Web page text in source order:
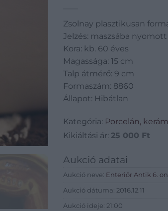
Zsolnay plasztikusan
Jelzés: maszsába
Kora: kb. 60 éves
Magassága: 15 cm
Talp átmérő: 9 cm
Formaszám: 8860
Állapot: Hibátlan
Kategória: Porcelán,
Kikiáltási ár: 25 000 Ft
Aukció adatai
Aukció neve: Enteriőr Antik 6.
Aukció dátuma: 2016.12.11
Aukció ideje: 21:00